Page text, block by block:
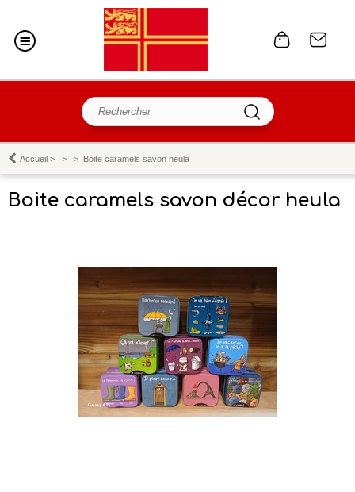
Accueil > > > Boite caramels savon heula
Boite caramels savon décor heula